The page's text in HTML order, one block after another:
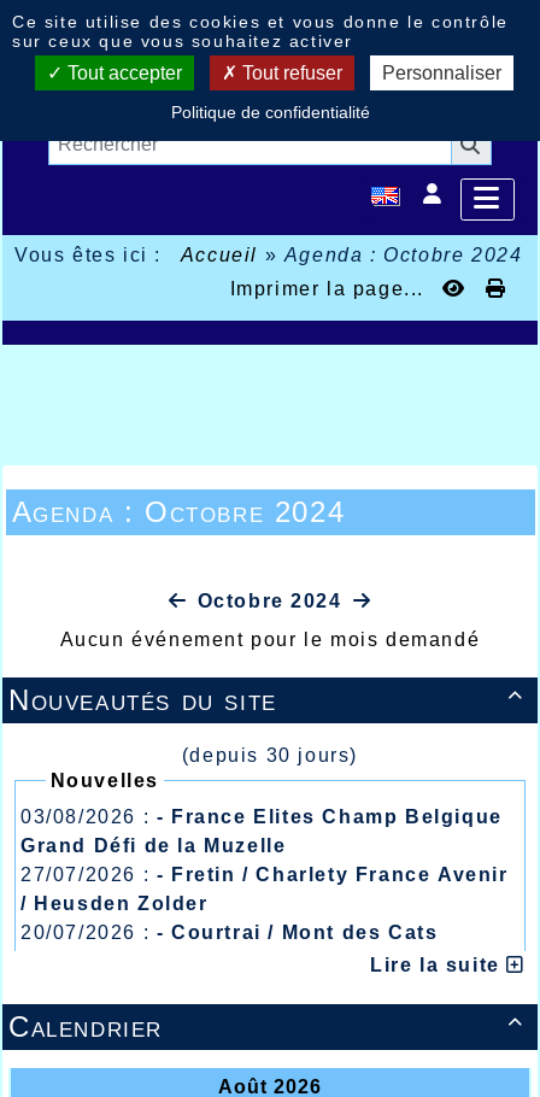
Vous êtes ici : Accueil » Agenda : Octobre 2024
Imprimer la page...

Nouveautés du site
(depuis 30 jours)
Nouvelles
03/08/2026 : - France Elites Champ Belgique
Grand Défi de la Muzelle
27/07/2026 : - Fretin / Charlety France Avenir
/ Heusden Zolder
20/07/2026 : - Courtrai / Mont des Cats
- Lyon / Meeting Abeilles /Lire la suite

Calendrier
Agenda : Octobre 2024
Octobre 2024
Aucun événement pour le mois demandé
Ce site utilise des cookies et vous donne le contrôle
sur ceux que vous souhaitez activer
Tout accepter Tout refuser Personnaliser
Politique de confidentialité